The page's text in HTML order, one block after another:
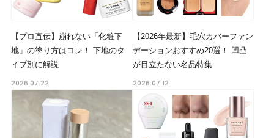
【プロ直伝】崩れない「化粧下
地」の塗り方はコレ！ 下地のタ
イプ別に解説
2026.07.22
【2026年最新】毛穴カバーファン
デーションおすすめ20選！ 凹凸
が目立たない名品特集
2026.07.12